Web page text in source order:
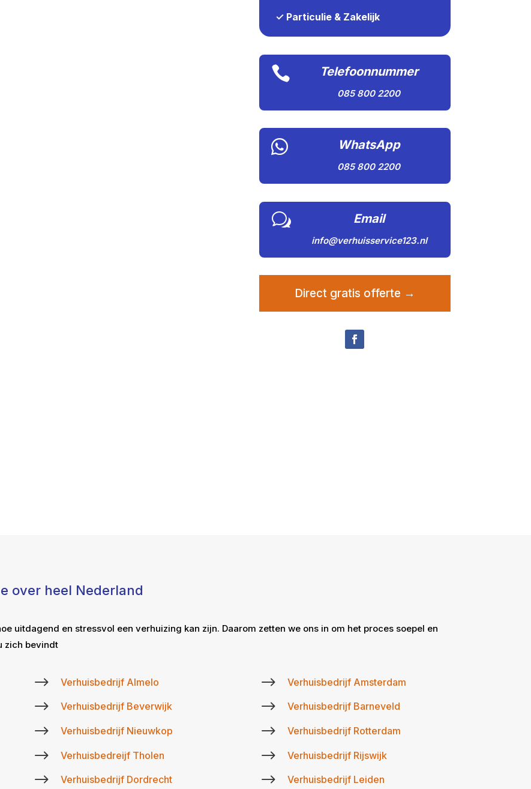
✓ Particulie & Zakelijk
 Telefoonnummer
085 800 2200
 WhatsApp
085 800 2200
w Email
info@verhuisservice123.nl
Direct gratis offerte →
over heel Nederland
uitdagend en stressvol een verhuizing kan zijn. Daarom zetten we ons in om het proces soepel en
zich bevindt
$ Verhuisbedrijf Almelo
$ Verhuisbedrijf Beverwijk
$ Verhuisbedrijf Nieuwkop
$ Verhuisbedreijf Tholen
$ Verhuisbedrijf Dordrecht
$ Verhuisbedrijf Amsterdam
$ Verhuisbedrijf Barneveld
$ Verhuisbedrijf Rotterdam
$ Verhuisbedrijf Rijswijk
$ Verhuisbedrijf Leiden